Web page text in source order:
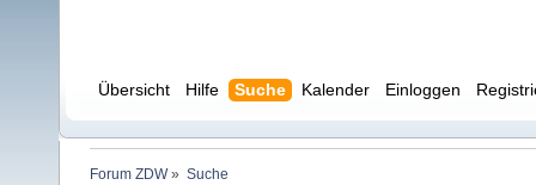
Übersicht Hilfe Suche Kalender Einloggen
Forum ZDW» Suche